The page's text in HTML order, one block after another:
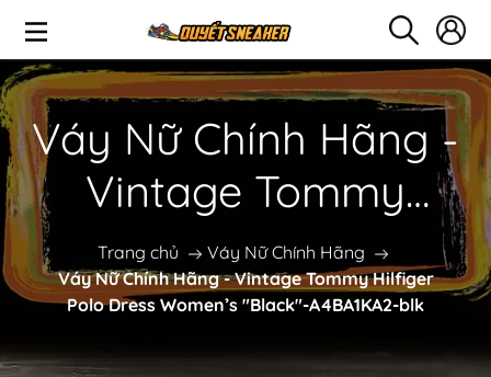
Váy Nữ Chính Hãng -
Vintage Tommy
Hilfiger Polo Dress
Women’s "Black"-
A4BA1KA2-blk
Trang chủ
Váy Nữ Chính Hãng
Váy Nữ Chính Hãng - Vintage Tommy Hilfiger
Polo Dress Women’s "Black"-A4BA1KA2-blk